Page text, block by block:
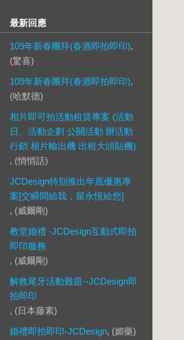
最新回應
109年新春團拜(春酒即拍即印),
(驚喜)
109年新春團拜(春酒即拍即印),
(哈默德)
相片即可拍活動租賃專案 (活動
日、活動企劃 公關活動 辦活動
行銷 相片輸出機 出租大頭貼機)
, (悄悄話)
JCDesign特別推出年底優惠專
案[交瞬間給我，留永恆給您]
, (威爾剛)
教堂婚禮 -JCDesign互動式即拍
即印服務
, (威爾剛)
解救尾牙活動難題--JCDesign即
拍即印
, (日本藤素)
婚禮即拍即印-JCDesign, (媚藥)